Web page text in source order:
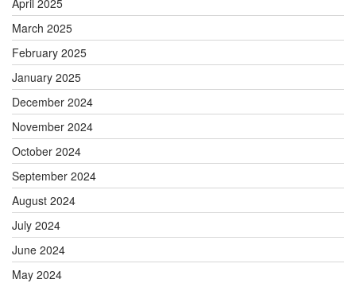
April 2025
March 2025
February 2025
January 2025
December 2024
November 2024
October 2024
September 2024
August 2024
July 2024
June 2024
May 2024